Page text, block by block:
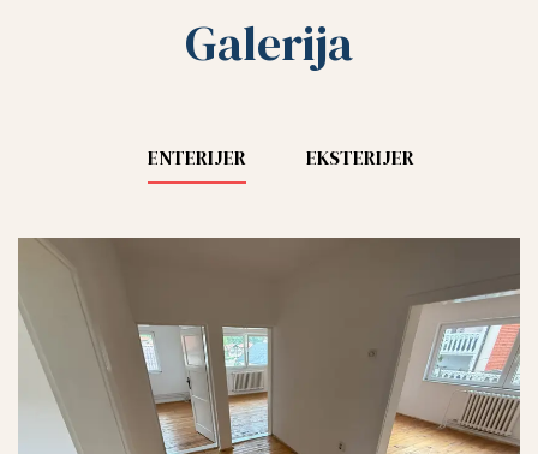
Galerija
ENTERIJER EKSTERIJER